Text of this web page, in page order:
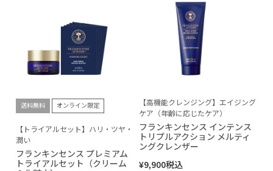
送料無料 オンライン限定
【トライアルセット】ハリ・ツヤ・
潤い
フランキンセンス プレミアム
トライアルセット（クリーム
【高機能クレンジング】エイジング
ケア（年齢に応じたケア）
フランキンセンス インテンス
トリプルアクション メルティ
ングクレンザー
¥9,900税込